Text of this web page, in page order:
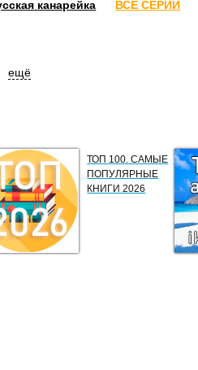
канарейка ВСЕ СЕРИИ
ещё
ТОП 100. САМЫЕ
ПОПУЛЯРНЫЕ
КНИГИ 2026